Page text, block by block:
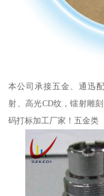
本公司承接五金、通迅
射、高光CD纹，镭射雕
码打标加工厂家！五金类